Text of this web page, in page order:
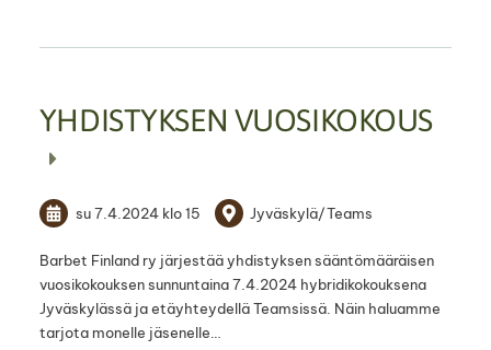
YHDISTYKSEN VUOSIKOKOUS
su 7.4.2024 klo 15 Jyväskylä/Teams
Barbet Finland ry järjestää yhdistyksen sääntömääräisen
vuosikokouksen sunnuntaina 7.4.2024 hybridikokouksena
Jyväskylässä ja etäyhteydellä Teamsissä. Näin haluamme
tarjota monelle jäsenelle…